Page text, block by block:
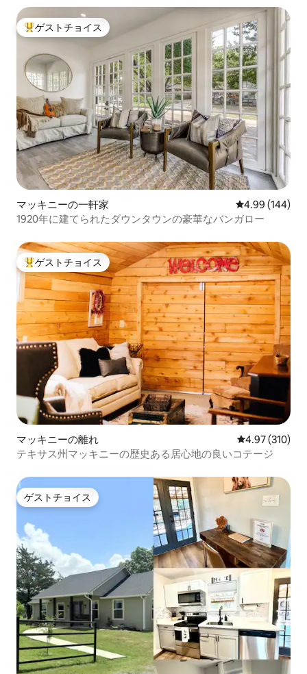
大好評のゲストチョイスです。
ゲストチョイス
マッキニーの一軒家 レビュー144
4.99 (144)
1920年に建てられたダウンタウンの豪華なバンガロー
大好評のゲストチョイスです。
ゲストチョイス
マッキニーの離れ レビュー310
4.97 (310)
テキサス州マッキニーの歴史ある居心地の良いコテージ
ゲストチョイス
ゲストチョイス